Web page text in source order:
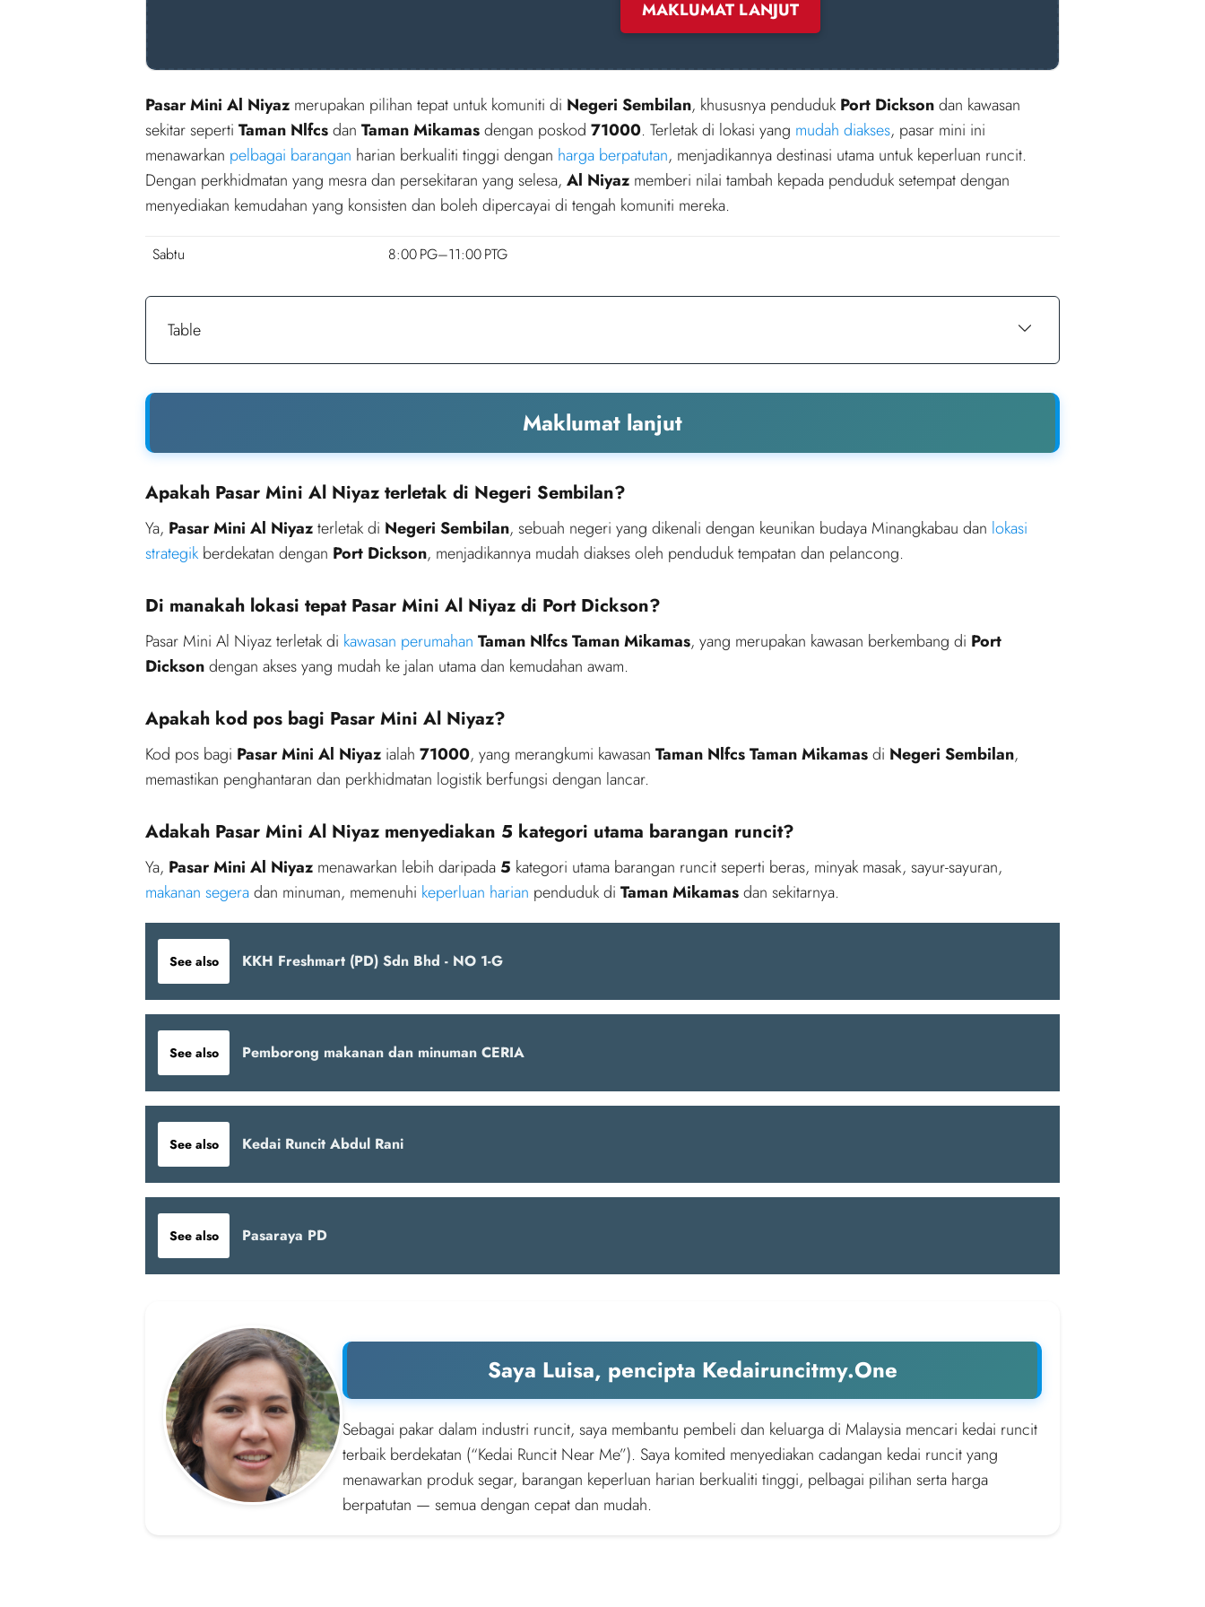
MAKLUMAT LANJUT
Pasar Mini Al Niyaz merupakan pilihan tepat untuk komuniti di Negeri Sembilan, khususnya penduduk Port Dicksondan kawasan
sekitar seperti Taman Nlfcsdan Taman Mikamasdengan poskod 71000. Terletak di lokasi yang mudah diakses, pasar mini ini
menawarkan pelbagai barangan harian berkualiti tinggi dengan harga berpatutan, menjadikannya destinasi utama untuk keperluan runcit.
Dengan perkhidmatan yang mesra dan persekitaran yang selesa, Al Niyaz memberi nilai tambah kepada penduduk setempat dengan
menyediakan kemudahan yang konsisten dan boleh dipercayai di tengah komuniti mereka.
Sabtu 8:00 PG–11:00 PTG
Table
Maklumat lanjut
Apakah Pasar Mini Al Niyaz terletak di Negeri Sembilan?
Ya, Pasar Mini Al Niyazterletak di Negeri Sembilan, sebuah negeri yang dikenali dengan keunikan budaya Minangkabau dan lokasi
strategik berdekatan dengan Port Dickson, menjadikannya mudah diakses oleh penduduk tempatan dan pelancong.
Di manakah lokasi tepat Pasar Mini Al Niyaz di Port Dickson?
Pasar Mini Al Niyaz terletak di kawasan perumahan Taman Nlfcs Taman Mikamas, yang merupakan kawasan berkembang di Port
Dicksondengan akses yang mudah ke jalan utama dan kemudahan awam.
Apakah kod pos bagi Pasar Mini Al Niyaz?
Kod pos bagi Pasar Mini Al Niyaz ialah 71000, yang merangkumi kawasan Taman Nlfcs Taman Mikamasdi Negeri Sembilan,
memastikan penghantaran dan perkhidmatan logistik berfungsi dengan lancar.
Adakah Pasar Mini Al Niyaz menyediakan 5 kategori utama barangan runcit?
Ya, Pasar Mini Al Niyaz menawarkan lebih daripada 5 kategori utama barangan runcit seperti beras, minyak masak, sayur-sayuran,
makanan segeradan minuman, memenuhi keperluan harian penduduk di Taman Mikamasdan sekitarnya.
See also KKH Freshmart (PD) Sdn Bhd - NO 1-G
See also Pemborong makanan dan minuman CERIA
See also Kedai Runcit Abdul Rani
See also Pasaraya PD
Saya Luisa, pencipta Kedairuncitmy.One
Sebagai pakar dalam industri runcit, saya membantu pembeli dan keluarga di Malaysia mencari kedai runcit
terbaik berdekatan (“Kedai Runcit Near Me”). Saya komited menyediakan cadangan kedai runcit yang
menawarkan produk segar, barangan keperluan harian berkualiti tinggi, pelbagai pilihan serta harga
berpatutan — semua dengan cepat dan mudah.